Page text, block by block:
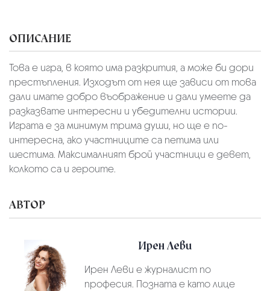
ОПИСАНИЕ
Това е игра, в която има разкрития, а може би дори
престъпления. Изходът от нея ще зависи от това
дали имате добро въображение и дали умеете да
разказвате интересни и убедителни истории.
Играта е за минимум трима души, но ще е по-
интересна, ако участниците са петима или
шестима. Максималният брой участници е девет,
колкото са и героите.
АВТОР
Ирен Леви
Ирен Леви e журналист по
професия. Позната е като лице